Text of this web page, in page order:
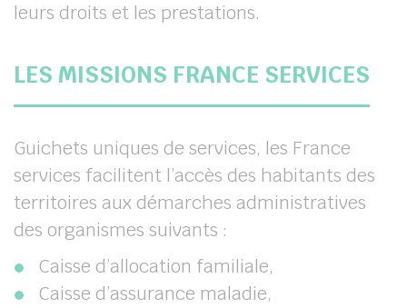
leurs droits et les prestations.
LES MISSIONS FRANCE SERVICES
Guichets uniques de services, les France
services facilitent l’accès des habitants des
territoires aux démarches administratives
des organismes suivants :
Caisse d’allocation familiale,
Caisse d’assurance maladie,